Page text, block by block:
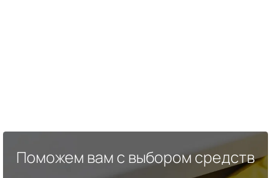
Поможем вам с выбором средств